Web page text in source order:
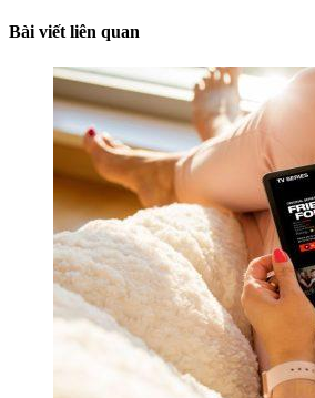
Bài viết liên quan